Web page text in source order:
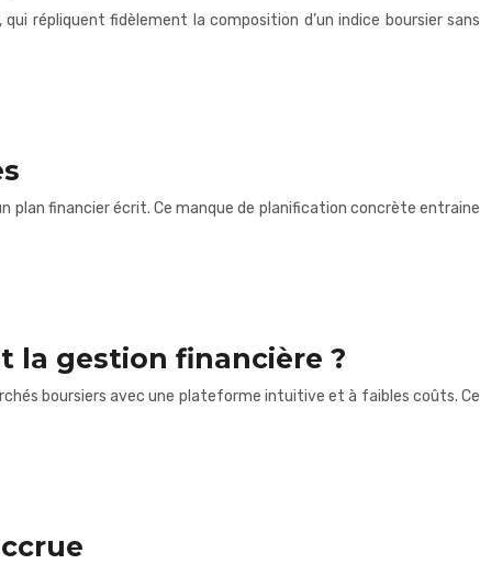
répliquent fidèlement la composition d’un indice boursier sans
plan financier écrit. Ce manque de planification concrète entraine
la gestion financière ?
boursiers avec une plateforme intuitive et à faibles coûts. Ce